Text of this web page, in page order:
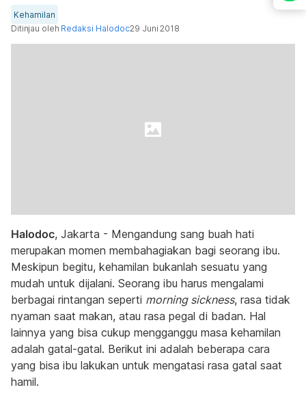
Kehamilan
Ditinjau oleh Redaksi Halodoc29 Juni 2018
Halodoc, Jakarta - Mengandung sang buah hati
merupakan momen membahagiakan bagi seorang ibu.
Meskipun begitu, kehamilan bukanlah sesuatu yang
mudah untuk dijalani. Seorang ibu harus mengalami
berbagai rintangan seperti morning sickness, rasa tidak
nyaman saat makan, atau rasa pegal di badan. Hal
lainnya yang bisa cukup mengganggu masa kehamilan
adalah gatal-gatal. Berikut ini adalah beberapa cara
yang bisa ibu lakukan untuk mengatasi rasa gatal saat
hamil.